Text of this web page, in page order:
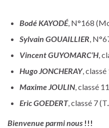
Bodé KAYODÉ, N°168
Sylvain GOUAILLIER,
Vincent GUYOMARC’H,
Hugo JONCHERAY,
Maxime JOULIN, classé
Eric GOEDERT, classé 7
Bienvenue parmi nous !!!